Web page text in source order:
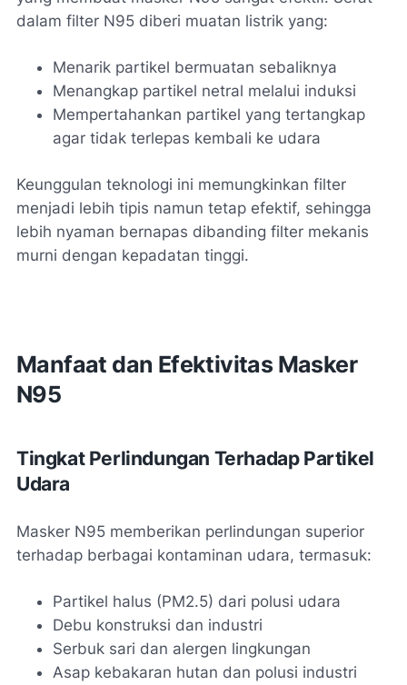
dalam filter N95 diberi muatan listrik yang:
Menarik partikel bermuatan sebaliknya
Menangkap partikel netral melalui induksi
Mempertahankan partikel yang tertangkap
agar tidak terlepas kembali ke udara
Keunggulan teknologi ini memungkinkan filter
menjadi lebih tipis namun tetap efektif, sehingga
lebih nyaman bernapas dibanding filter mekanis
murni dengan kepadatan tinggi.
Manfaat dan Efektivitas Masker
N95
Tingkat Perlindungan Terhadap Partikel
Udara
Masker N95 memberikan perlindungan superior
terhadap berbagai kontaminan udara, termasuk:
Partikel halus (PM2.5) dari polusi udara
Debu konstruksi dan industri
Serbuk sari dan alergen lingkungan
Asap kebakaran hutan dan polusi industri